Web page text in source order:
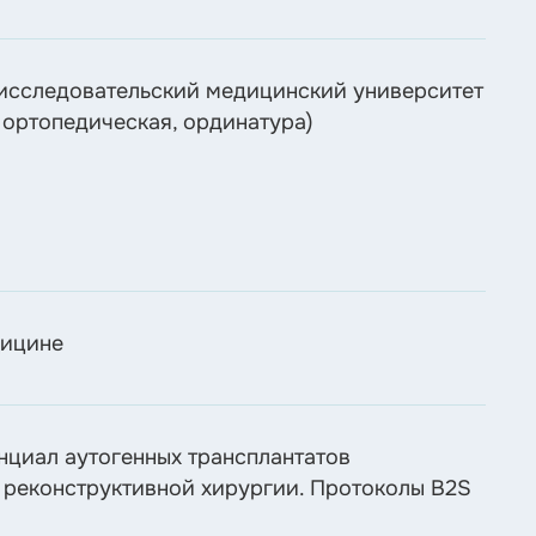
медицинский университет
ординатура)
аутогенных трансплантатов
хирургии. Протоколы B2S